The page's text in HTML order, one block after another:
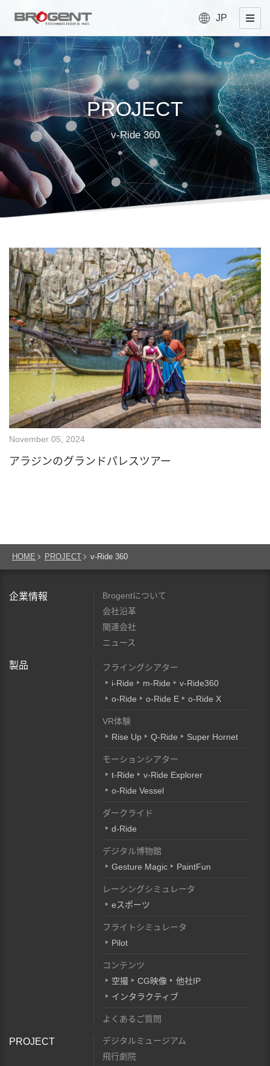
JP
PROJECT
v-Ride 360
November 05, 2024
アラジンのグランドパレスツアー
HOME PROJECT v-Ride 360
企業情報
Brogentについて
会社沿革
関連会社
ニュース
製品
フライングシアター
i-Ride
m-Ride
v-Ride360
o-Ride
o-Ride E o-Ride X
VR体験
Rise Up
Q-Ride Super Hornet
モーションシアター
t-Ride
v-Ride Explorer
o-Ride Vessel
ダークライド
d-Ride
デジタル博物館
Gesture Magic
PaintFun
レーシングシミュレータ
eスポーツ
フライトシミュレータ
Pilot
コンテンツ
空撮
CG映像
他社IP
インタラクティブ
よくあるご質問
PROJECT
デジタルミュージアム
飛行劇院